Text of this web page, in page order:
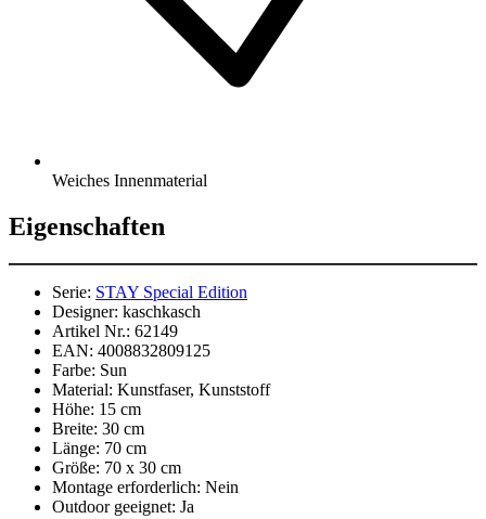
Weiches Innenmaterial
Eigenschaften
Serie: STAY Special Edition
Designer: kaschkasch
Artikel Nr.: 62149
EAN: 4008832809125
Farbe: Sun
Material: Kunstfaser, Kunststoff
Höhe: 15 cm
Breite: 30 cm
Länge: 70 cm
Größe: 70 x 30 cm
Montage erforderlich: Nein
Outdoor geeignet: Ja